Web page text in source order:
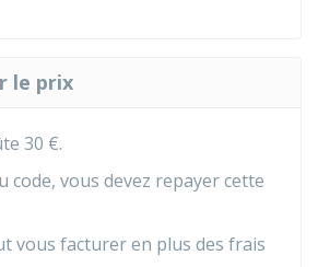
le prix
30 €.
code, vous devez repayer cette
vous facturer en plus des frais